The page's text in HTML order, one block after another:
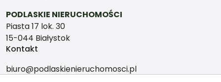
PODLASKIE NIERUCHOMOŚCI
Piasta 17 lok. 30
15-044 Białystok
Kontakt
biuro@podlaskienieruchomosci.pl